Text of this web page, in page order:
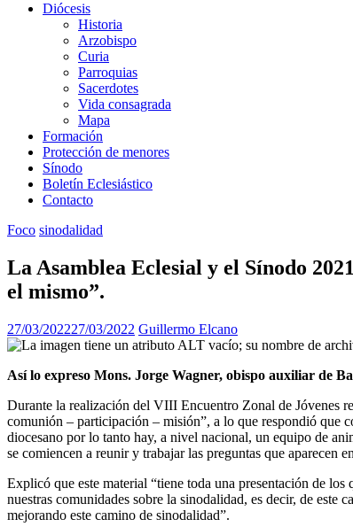
Diócesis
Historia
Arzobispo
Curia
Parroquias
Sacerdotes
Vida consagrada
Mapa
Formación
Protección de menores
Sínodo
Boletín Eclesiástico
Contacto
Foco sinodalidad
La Asamblea Eclesial y el Sínodo
el mismo”.
27/03/202227/03/2022 Guillermo Elcano
Así lo expreso Mons. Jorge Wagner, obispo auxiliar de
Durante la realización del VIII Encuentro Zonal de Jóvenes
comunión – participación – misión”, a lo que respondió que
diocesano por lo tanto hay, a nivel nacional, un equipo de
se comiencen a reunir y trabajar las preguntas que aparecen
Explicó que este material “tiene toda una presentación de
nuestras comunidades sobre la sinodalidad, es decir, de
mejorando este camino de sinodalidad”.